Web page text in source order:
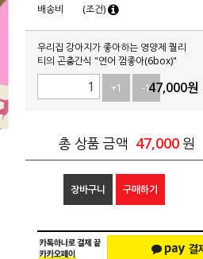
배송비
(조건)
우리집 강아지가 좋아하는 영양제 퀄리
티의 곤충간식 "연어 껌좋아(6box)"
+1
-147,000원
총 상품 금액 47,000 원
장바구니 구매하기